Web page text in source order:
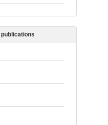
publications